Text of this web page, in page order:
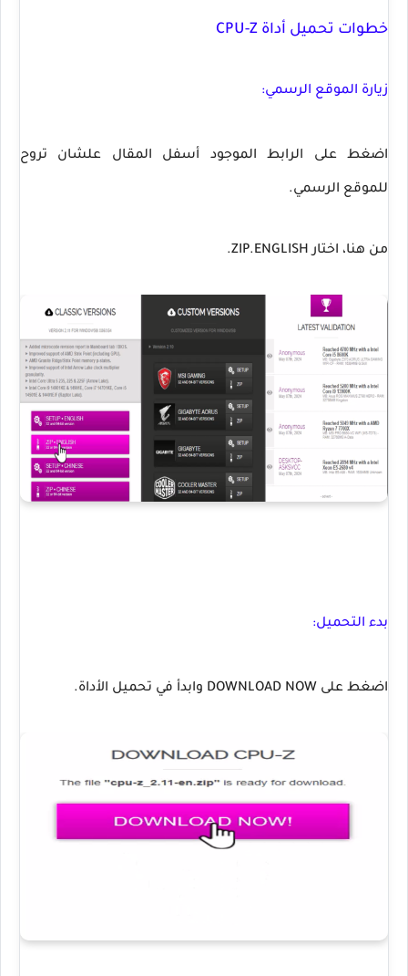
خطوات تحميل أداة CPU-Z
زيارة الموقع الرسمي:
اضغط على الرابط الموجود أسفل المقال علشان تروح
للموقع الرسمي.
من هنا، اختار ZIP.ENGLISH.
بدء التحميل:
اضغط على DOWNLOAD NOW وابدأ في تحميل الأداة.